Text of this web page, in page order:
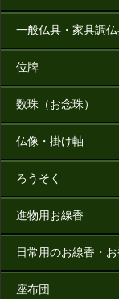
一般仏具・家具調
位牌
数珠（お念珠）
仏像・掛け軸
ろうそく
進物用お線香
日常用のお線香・
座布団